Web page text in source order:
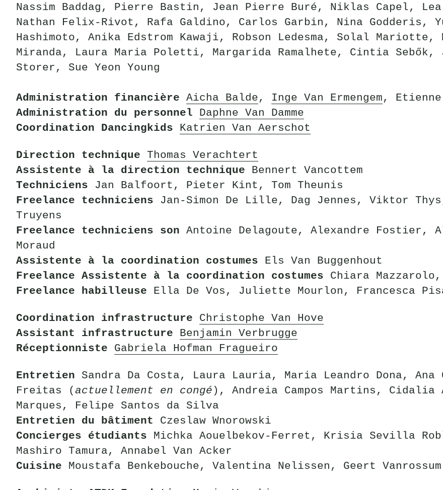
Nassim Baddag, Pierre Bastin, Jean Pierre Buré, Niklas Capel, Lea
Nathan Felix-Rivot, Rafa Galdino, Carlos Garbin, Nina Godderis,
Hashimoto, Anika Edstrom Kawaji, Robson Ledesma, Solal Mariotte,
Miranda, Laura Maria Poletti, Margarida Ramalhete, Cintia Sebők,
Storer, Sue Yeon Young
Administration financière Aicha Balde, Inge Van Ermengem, Etienne
Administration du personnel Daphne Van Damme
Coordination Dancingkids Katrien Van Aerschot
Direction technique Thomas Verachtert
Assistente à la direction technique Bennert Vancottem
Techniciens Jan Balfoort, Pieter Kint, Tom Theunis
Freelance techniciens Jan-Simon De Lille, Dag Jennes, Viktor
Truyens
Freelance techniciens son Antoine Delagoute, Alexandre Fostier,
Moraud
Assistente à la coordination costumes Els Van Buggenhout
Freelance Assistente à la coordination costumes Chiara Mazzarolo,
Freelance habilleuse Ella De Vos, Juliette Mourlon, Francesca
Coordination infrastructure Christophe Van Hove
Assistant infrastructure Benjamin Verbrugge
Réceptionniste Gabriela Hofman Fragueiro
Entretien Sandra Da Costa, Laura Lauria, Maria Leandro Dona, Ana
Freitas ( actuellement en congé ), Andreia Campos Martins, Cidalia
Marques, Felipe Santos da Silva
Entretien du bâtiment Czeslaw Wnorowski
Concierges étudiants Michka Aouelbekov-Ferret, Krisia Sevilla
Mashiro Tamura, Annabel Van Acker
Cuisine Moustafa Benkebouche, Valentina Nelissen, Geert Vanrossum